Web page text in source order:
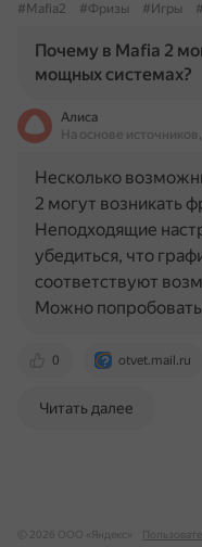
#Mafia2
#Фризы #Игры
Почему в Mafia 2
мощных системах?
Алиса
На основе
0 otvet.mail.ru
Несколько
2 могут возникать
Неподходящие
убедиться, что
соответствуют
Можно
Читать далее
© 2026 ООО «Яндекс»